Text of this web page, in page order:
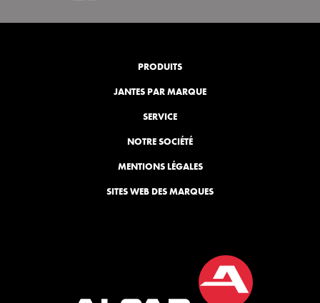
PRODUITS
JANTES PAR MARQUE
SERVICE
NOTRE SOCIÉTÉ
MENTIONS LÉGALES
SITES WEB DES MARQUES